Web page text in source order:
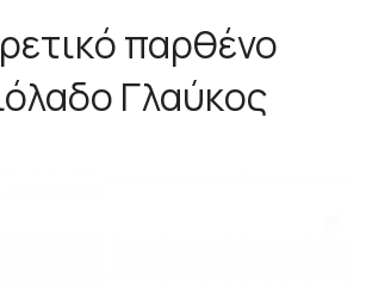
ΠΙΣΤΟΠΟΙΗΣΕΙΣ
ΕΠΙΚΟΙΝΩΝΙΑ
παρθένο
Γλαύκος